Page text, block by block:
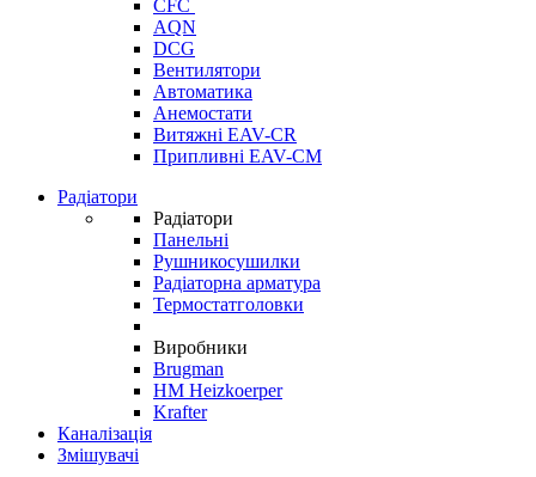
CFC
AQN
DCG
Вентилятори
Автоматика
Анемостати
Витяжні EAV-CR
Припливні EAV-CM
Радіатори
Радіатори
Панельні
Рушникосушилки
Радіаторна арматура
Термостатголовки
Виробники
Brugman
HM Heizkoerper
Krafter
Каналізація
Змішувачі